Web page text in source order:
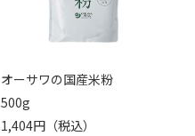
オーサワの国産米粉
500g
1,404円（税込）